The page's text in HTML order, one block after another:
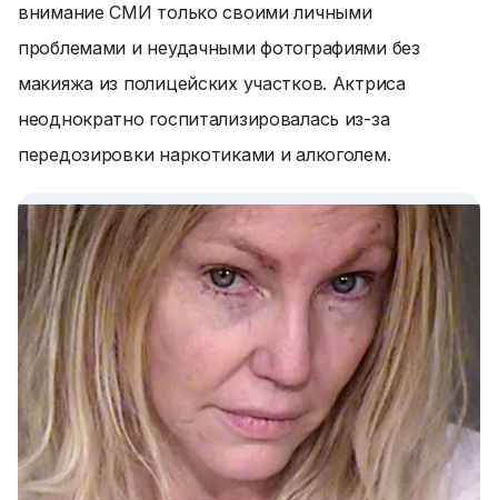
внимание СМИ только своими личными
проблемами и неудачными фотографиями без
макияжа из полицейских участков. Актриса
неоднократно госпитализировалась из-за
передозировки наркотиками и алкоголем.